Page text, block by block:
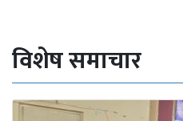
विशेष समाचार